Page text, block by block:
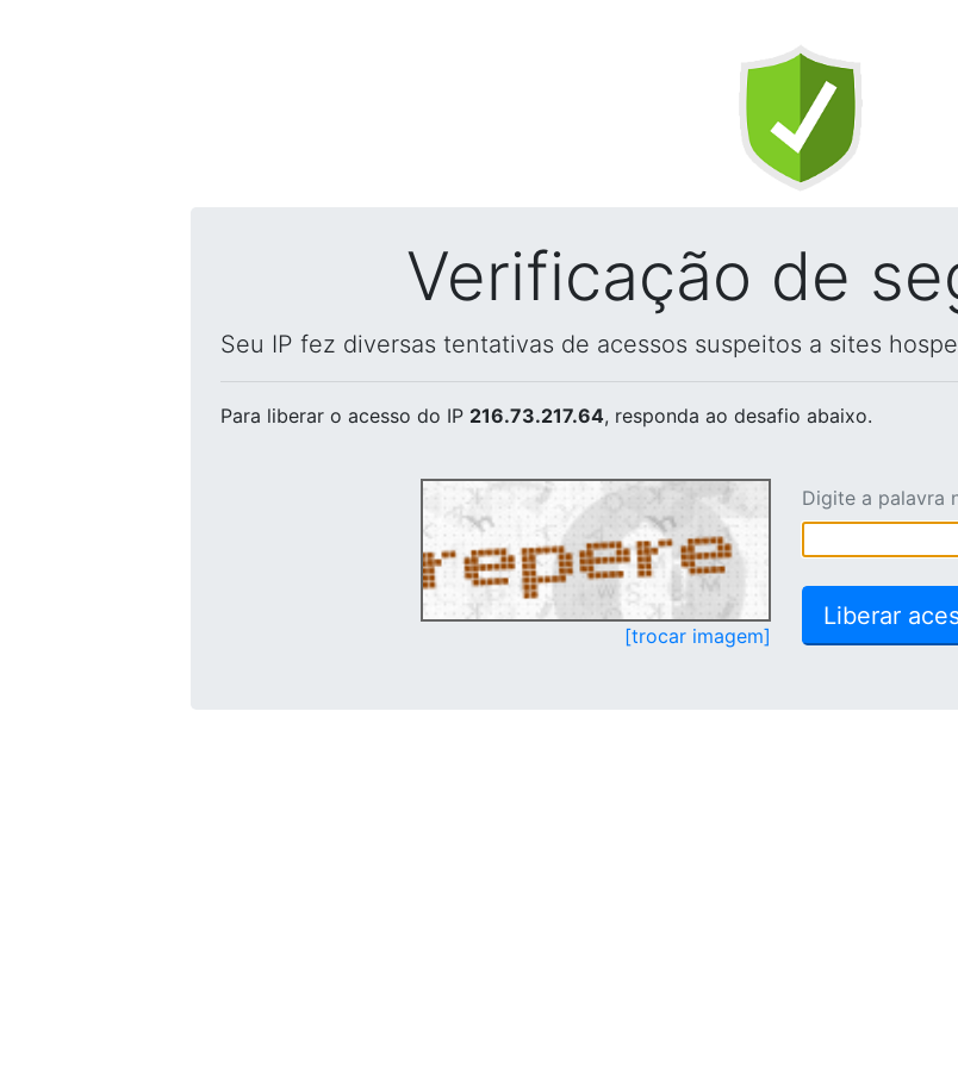
Verificação de
Seu IP fez diversas tentativas de acessos suspeitos a sites
Para liberar o acesso do IP 216.73.217.64, responda ao desafio abaixo.
[trocar imagem]
Digite a palavra